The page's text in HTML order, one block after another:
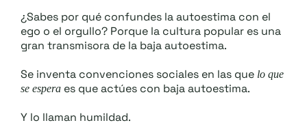
¿Sabes por qué confundes la autoestima con el
ego o el orgullo? Porque la cultura popular es una
gran transmisora de la baja autoestima.
Se inventa convenciones sociales en las que lo que
se espera es que actúes con baja autoestima.
Y lo llaman humildad.